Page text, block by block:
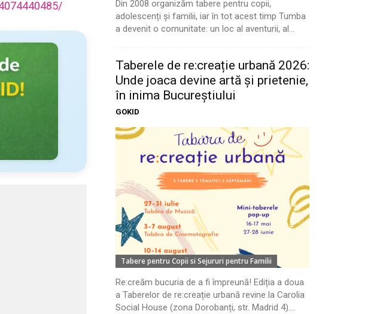
Din 2008 organizăm tabere pentru copii,
adolescenți și familii, iar în tot acest timp Tumba
a devenit o comunitate: un loc al aventurii, al...
Taberele de re:creație urbană 2026:
Unde joaca devine artă și prietenie,
în inima Bucureștiului
GOKID
Tabere pentru Copii si Sejururi pentru Familii
Re:creăm bucuria de a fi împreună! Ediția a doua
a Taberelor de re:creație urbană revine la Carolia
Social House (zona Dorobanți, str. Madrid 4)....